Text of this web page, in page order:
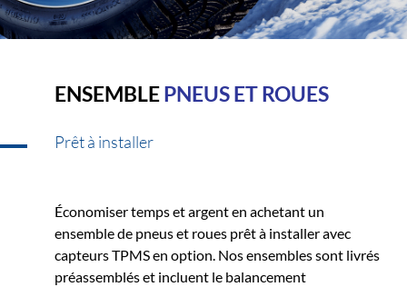
ENSEMBLEPNEUS ET ROUES
Prêt à installer
Économiser temps et argent en achetant un
ensemble de pneus et roues prêt à installer avec
capteurs TPMS en option. Nos ensembles sont livrés
préassemblés et incluent le balancement